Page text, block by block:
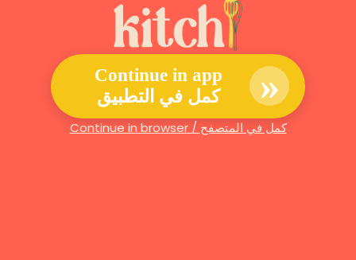
Continue in app
كمل في التطبيق
»
Continue in browser / كمل في المتصفح